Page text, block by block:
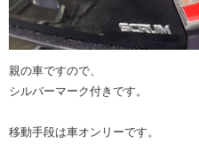
親の車ですので、
シルバーマーク付きです。
移動手段は車オンリーです。